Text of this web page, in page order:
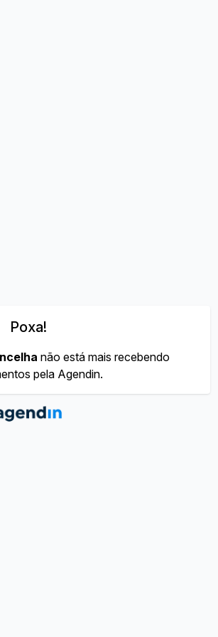
Poxa!
não está mais recebendo
pela Agendin.